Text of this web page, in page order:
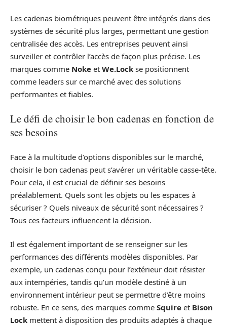
Les cadenas biométriques peuvent être intégrés dans des
systèmes de sécurité plus larges, permettant une gestion
centralisée des accès. Les entreprises peuvent ainsi
surveiller et contrôler l’accès de façon plus précise. Les
marques comme Noke et We.Lock se positionnent
comme leaders sur ce marché avec des solutions
performantes et fiables.
Le défi de choisir le bon cadenas en fonction de
ses besoins
Face à la multitude d’options disponibles sur le marché,
choisir le bon cadenas peut s’avérer un véritable casse-tête.
Pour cela, il est crucial de définir ses besoins
préalablement. Quels sont les objets ou les espaces à
sécuriser ? Quels niveaux de sécurité sont nécessaires ?
Tous ces facteurs influencent la décision.
Il est également important de se renseigner sur les
performances des différents modèles disponibles. Par
exemple, un cadenas conçu pour l’extérieur doit résister
aux intempéries, tandis qu’un modèle destiné à un
environnement intérieur peut se permettre d’être moins
robuste. En ce sens, des marques comme Squire et Bison
Lock mettent à disposition des produits adaptés à chaque